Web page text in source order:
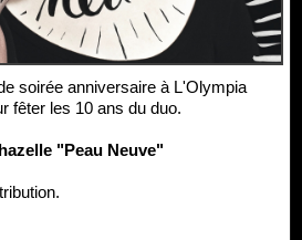
fêter les 10 ans du duo.
"Peau Neuve"